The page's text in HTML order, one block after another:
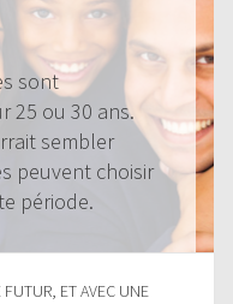
sont
25 ou 30 ans.
sembler
peuvent choisir
période.
ET AVEC UNE